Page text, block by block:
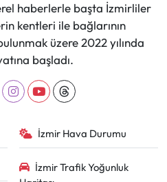
haberlerle başta İzmirliler
kentleri ile bağlarının
üzere 2022 yılında
başladı.
İzmir Hava Durumu
İzmir Trafik Yoğunluk